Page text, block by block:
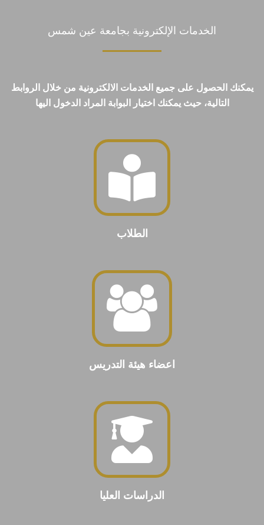
الخدمات الإلكترونية بجامعة عين شمس
يمكنك الحصول على جميع الخدمات الالكترونية من خلال الروابط
التالية، حيث يمكنك اختيار البوابة المراد الدخول اليها
الطلاب
اعضاء هيئة التدريس
الدراسات العليا